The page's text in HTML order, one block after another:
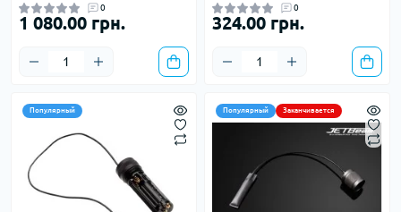
0
1 080.00 грн.
0
324.00 грн.
Популярный Популярный Заканчивается